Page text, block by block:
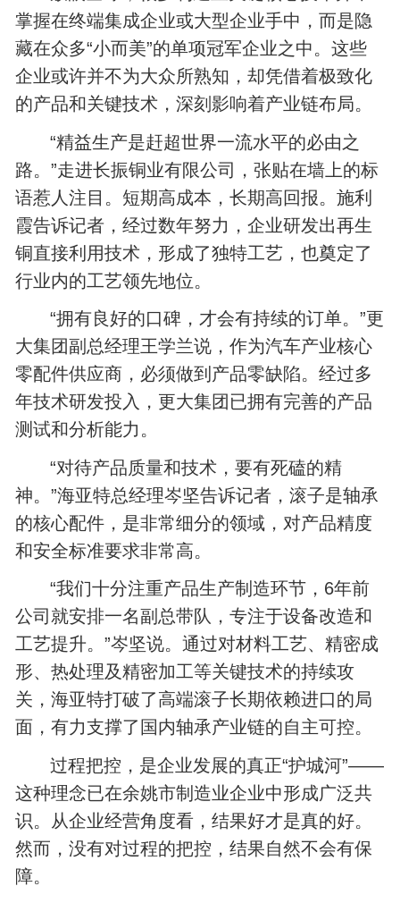
掌握在终端集成企业或大型企业手中，而是隐
藏在众多“小而美”的单项冠军企业之中。这些
企业或许并不为大众所熟知，却凭借着极致化
的产品和关键技术，深刻影响着产业链布局。
“精益生产是赶超世界一流水平的必由之
路。”走进长振铜业有限公司，张贴在墙上的标
语惹人注目。短期高成本，长期高回报。施利
霞告诉记者，经过数年努力，企业研发出再生
铜直接利用技术，形成了独特工艺，也奠定了
行业内的工艺领先地位。
“拥有良好的口碑，才会有持续的订单。”更
大集团副总经理王学兰说，作为汽车产业核心
零配件供应商，必须做到产品零缺陷。经过多
年技术研发投入，更大集团已拥有完善的产品
测试和分析能力。
“对待产品质量和技术，要有死磕的精
神。”海亚特总经理岑坚告诉记者，滚子是轴承
的核心配件，是非常细分的领域，对产品精度
和安全标准要求非常高。
“我们十分注重产品生产制造环节，6年前
公司就安排一名副总带队，专注于设备改造和
工艺提升。”岑坚说。通过对材料工艺、精密成
形、热处理及精密加工等关键技术的持续攻
关，海亚特打破了高端滚子长期依赖进口的局
面，有力支撑了国内轴承产业链的自主可控。
过程把控，是企业发展的真正“护城河”——
这种理念已在余姚市制造业企业中形成广泛共
识。从企业经营角度看，结果好才是真的好。
然而，没有对过程的把控，结果自然不会有保
障。